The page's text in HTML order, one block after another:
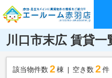
川口市末広 賃貸一
該当物件数 2棟 空き数 2 件